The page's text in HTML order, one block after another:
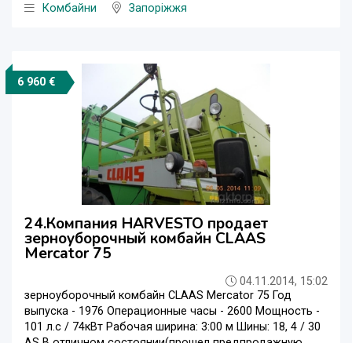
Комбайни
Запоріжжя
6 960 €
24.Компания HARVESTO продает
зерноуборочный комбайн CLAAS
Mercator 75
04.11.2014, 15:02
зерноуборочный комбайн CLAAS Mercator 75 Год
выпуска - 1976 Операционные часы - 2600 Мощность -
101 л.с / 74кВт Рабочая ширина: 3:00 м Шины: 18, 4 / 30